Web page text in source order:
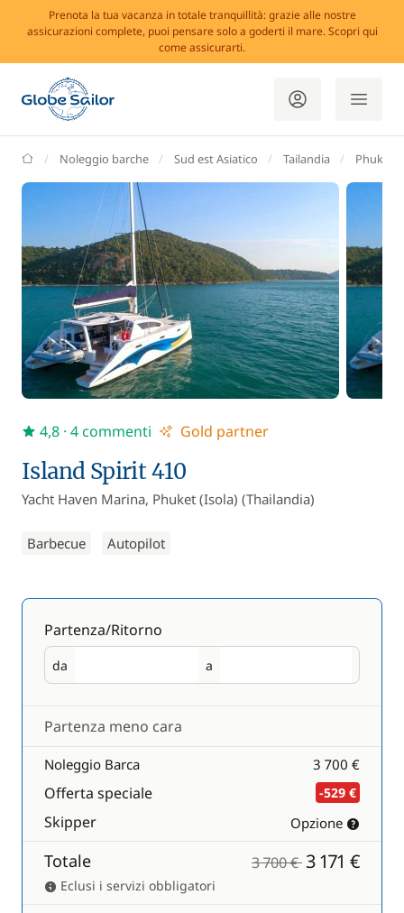
Prenota la tua vacanza in totale tranquillità: grazie alle nostre
assicurazioni complete, puoi pensare solo a goderti il mare. Scopri qui
come assicurarti.
GlobeSailor
Noleggio barche Sud est Asiatico Tailandia Phuket
Island Spirit 410
Yacht Haven Marina, Phuket (Isola) (Thailandia)
Barbecue Autopilot
4,8 · 4 commenti Gold partner
Partenza/Ritorno
da
Partenza a
Ritorno
Partenza meno cara
Noleggio Barca 3 700 €
Offerta speciale -529 €
Skipper Opzione
Totale 3 700 € 3 171 €
Eclusi i servizi obbligatori